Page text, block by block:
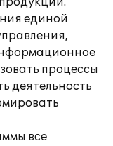
единой
процессы
деятельность
все